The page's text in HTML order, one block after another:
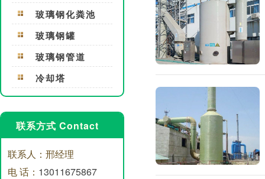
玻璃钢化粪池
玻璃钢罐
玻璃钢管道
冷却塔
联系方式 Contact
联系人：邢经理
电 话： 13011675867